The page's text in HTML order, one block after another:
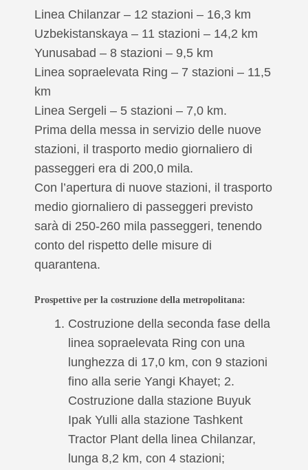
Linea Chilanzar – 12 stazioni – 16,3 km
Uzbekistanskaya – 11 stazioni – 14,2 km
Yunusabad – 8 stazioni – 9,5 km
Linea sopraelevata Ring – 7 stazioni – 11,5
km
Linea Sergeli – 5 stazioni – 7,0 km.
Prima della messa in servizio delle nuove
stazioni, il trasporto medio giornaliero di
passeggeri era di 200,0 mila.
Con l’apertura di nuove stazioni, il trasporto
medio giornaliero di passeggeri previsto
sarà di 250-260 mila passeggeri, tenendo
conto del rispetto delle misure di
quarantena.
Prospettive per la costruzione della metropolitana:
Costruzione della seconda fase della
linea sopraelevata Ring con una
lunghezza di 17,0 km, con 9 stazioni
fino alla serie Yangi Khayet; 2.
Costruzione dalla stazione Buyuk
Ipak Yulli alla stazione Tashkent
Tractor Plant della linea Chilanzar,
lunga 8,2 km, con 4 stazioni;